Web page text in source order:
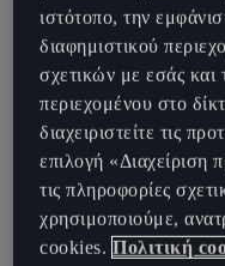
Με 250 ΚW (340 PS)
ηλεκτρικό SUV coupe
βρίσκεται ένα από τα πιο
υδροηλεκτρικής
βουνά, μαζί με τους πιο
όπου δίνουν άλλη εικόνα
να επαναπροσδιορίσει
και να αποδείξει πως τα
προσφέρουν και σπορ
ιστότοπο, την
διαφημιστικού
σχετικών με εσάς και
περιεχομένου στο
διαχειριστείτε τις
επιλογή «Διαχείριση
τις πληροφορίες
χρησιμοποιούμε,
cookies. Πολιτική